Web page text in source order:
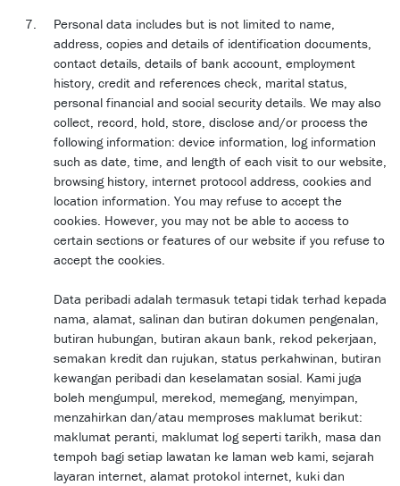
Personal data includes but is not limited to name,
address, copies and details of identification documents,
contact details, details of bank account, employment
history, credit and references check, marital status,
personal financial and social security details. We may also
collect, record, hold, store, disclose and/or process the
following information: device information, log information
such as date, time, and length of each visit to our website,
browsing history, internet protocol address, cookies and
location information. You may refuse to accept the
cookies. However, you may not be able to access to
certain sections or features of our website if you refuse to
accept the cookies.
Data peribadi adalah termasuk tetapi tidak terhad kepada
nama, alamat, salinan dan butiran dokumen pengenalan,
butiran hubungan, butiran akaun bank, rekod pekerjaan,
semakan kredit dan rujukan, status perkahwinan, butiran
kewangan peribadi dan keselamatan sosial. Kami juga
boleh mengumpul, merekod, memegang, menyimpan,
menzahirkan dan/atau memproses maklumat berikut:
maklumat peranti, maklumat log seperti tarikh, masa dan
tempoh bagi setiap lawatan ke laman web kami, sejarah
layaran internet, alamat protokol internet, kuki dan